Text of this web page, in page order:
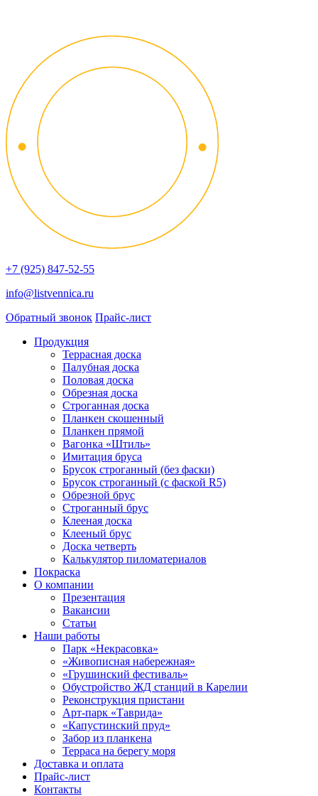
+7 (925) 847-52-55
info@listvennica.ru
Обратный звонок Прайс-лист
Продукция
Террасная доска
Палубная доска
Половая доска
Обрезная доска
Строганная доска
Планкен скошенный
Планкен прямой
Вагонка «Штиль»
Имитация бруса
Брусок строганный (без фаски)
Брусок строганный (с фаской R5)
Обрезной брус
Строганный брус
Клееная доска
Клееный брус
Доска четверть
Калькулятор пиломатериалов
Покраска
О компании
Презентация
Вакансии
Статьи
Наши работы
Парк «Некрасовка»
«Живописная набережная»
«Грушинский фестиваль»
Обустройство ЖД станций в Карелии
Реконструкция пристани
Арт-парк «Таврида»
«Капустинский пруд»
Забор из планкена
Терраса на берегу моря
Доставка и оплата
Прайс-лист
Контакты